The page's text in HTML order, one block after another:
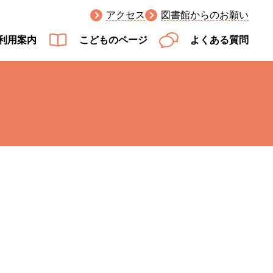
アクセス 図書館からのお願い
用案内 こどものページ よくある質問